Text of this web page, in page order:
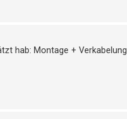
hab: Montage + Verkabelung.